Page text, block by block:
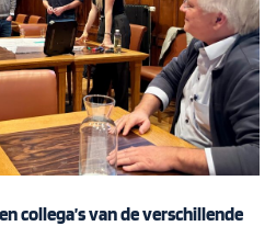
collega’s van de verschillende